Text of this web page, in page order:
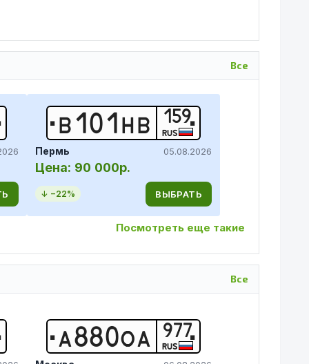
Все
В 1 01 НВ 159
RUS
Пермь 05.08.2026
Цена: 90 000р.
↓ −22% ВЫБРАТЬ
Посмотреть еще такие
Все
А880ОА 977
RUS